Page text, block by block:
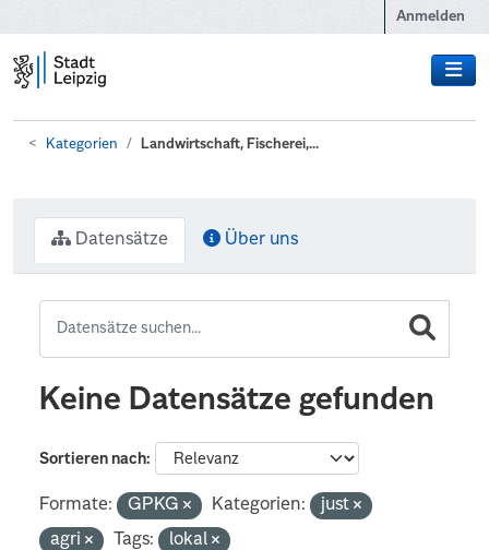
Anmelden
Kategorien Landwirtschaft, Fischerei,...
Datensätze Über uns
Keine Datensätze gefunden
Sortieren nach
Formate: GPKG Kategorien:
just
agri
Tags: lokal